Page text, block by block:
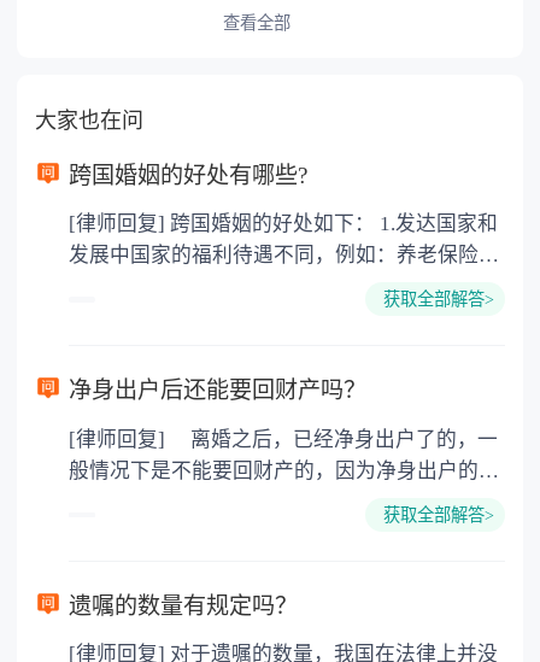
查看全部
大家也在问
跨国婚姻的好处有哪些?
[律师回复] 跨国婚姻的好处如下： 1.发达国家和
发展中国家的福利待遇不同，例如：养老保险
看具体国家和具体城市。 2.西方文化不同。男性
四德，相对还有女权主义，对女权的保护。例
如：女性在怀孕和哺乳期所在单位的裁员受保
护，对女权尊重才能体现他们的绅士风度，西方
选择婚姻。 3.为孩子搭建的平台，因为将来孩子
获取全部解答>
净身出户后还能要回财产吗？
[律师回复] 离婚之后，已经净身出户了的，一
般情况下是不能要回财产的，因为净身出户的一
方已经放弃了分割财产的权利，此时的财产已经
户，是因为受到了对方的欺诈或者胁迫等等，那
获取全部解答>
遗嘱的数量有规定吗？
[律师回复] 对于遗嘱的数量，我国在法律上并没